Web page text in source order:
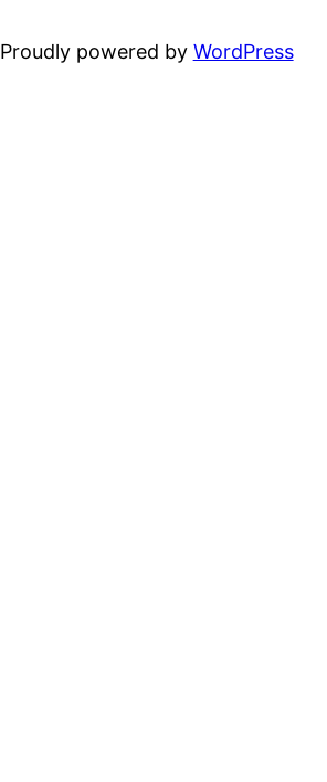
Proudly powered by WordPress